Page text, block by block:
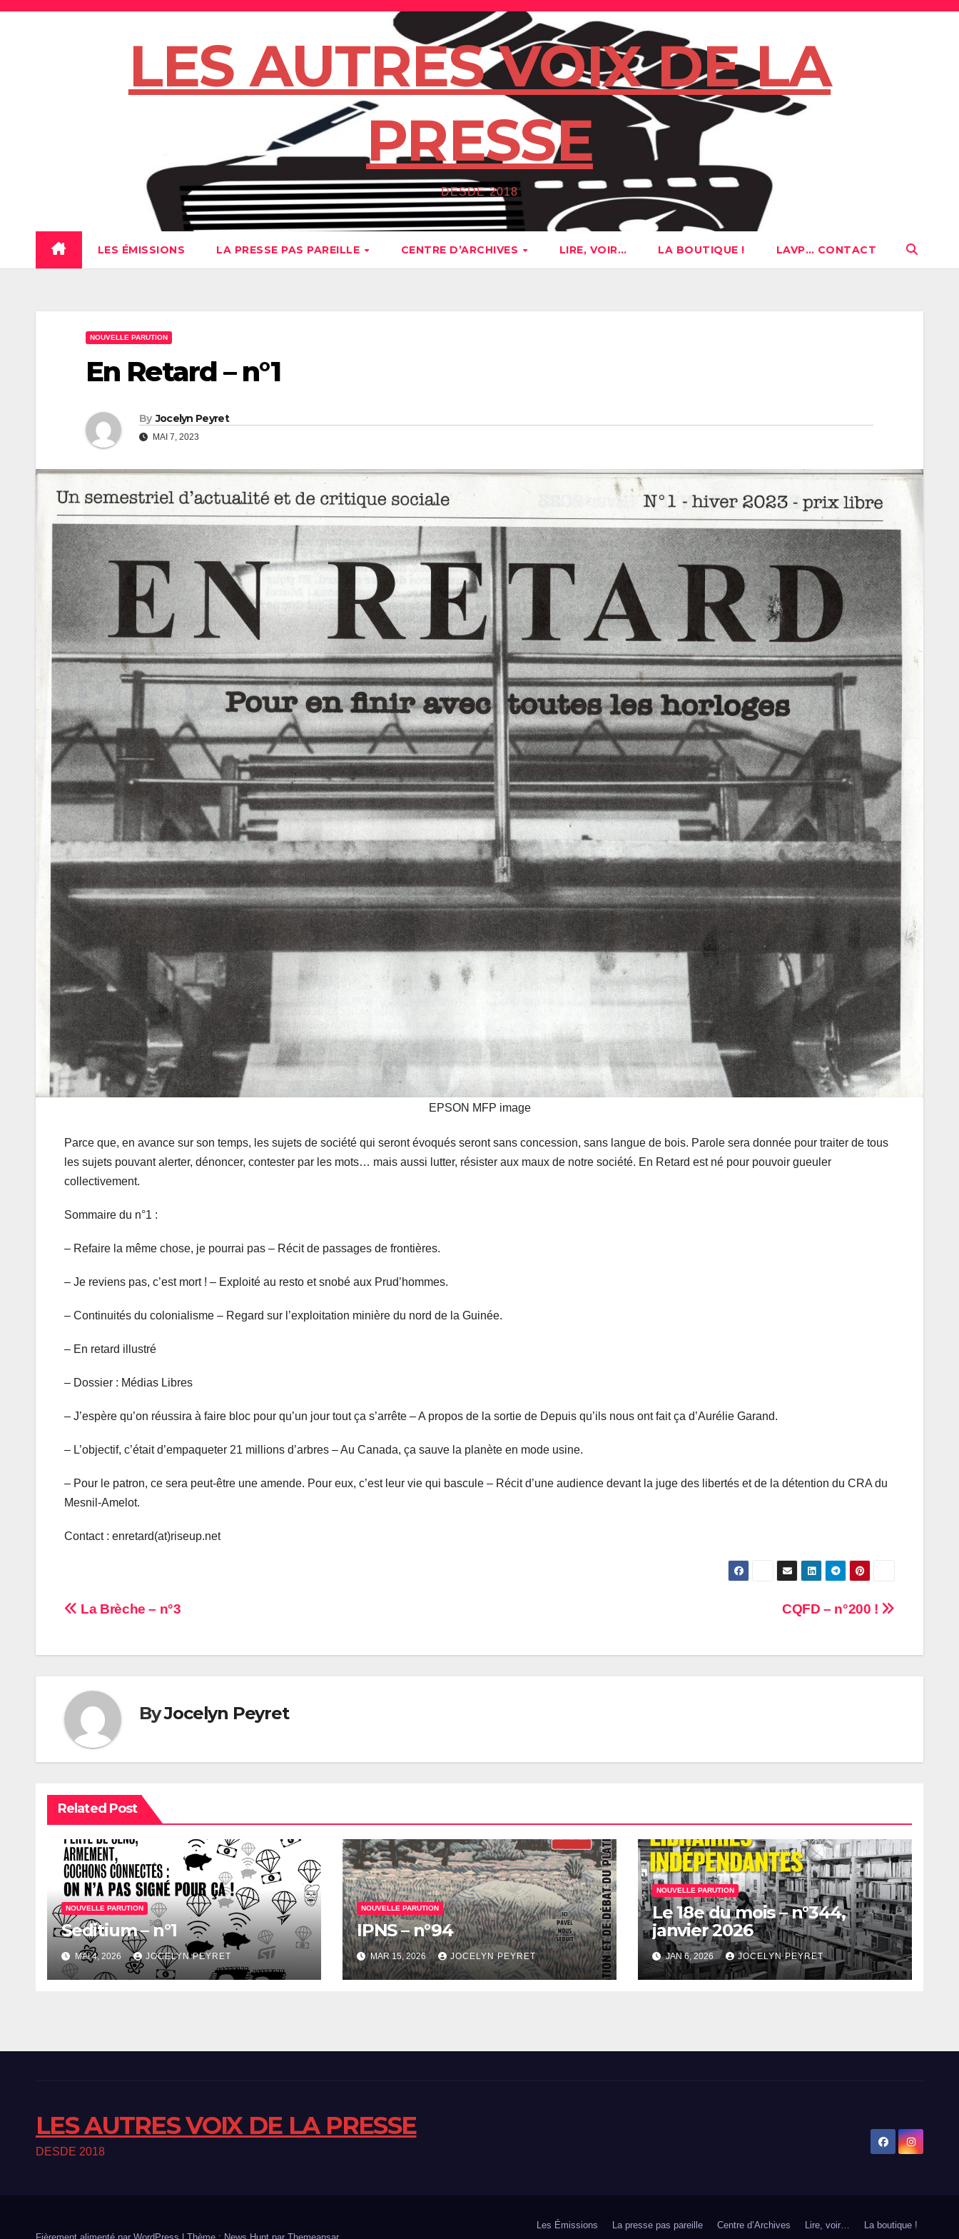
Skip
LES AUTRES VOIX DE LA
PRESSE
DESDE 2018
LES ÉMISSIONS LA PRESSE PAS PAREILLE CENTRE D’ARCHIVES LIRE, VOIR… LA BOUTIQUE ! LAVP… CONTACT
NOUVELLE PARUTION
En Retard – n°1
By Jocelyn Peyret
MAI 7, 2023
EPSON MFP image
Parce que, en avance sur son temps, les sujets de société qui seront évoqués seront sans concession, sans langue de bois. Parole sera donnée pour traiter de tous
les sujets pouvant alerter, dénoncer, contester par les mots… mais aussi lutter, résister aux maux de notre société. En Retard est né pour pouvoir gueuler
collectivement.
Sommaire du n°1 :
– Refaire la même chose, je pourrai pas – Récit de passages de frontières.
– Je reviens pas, c’est mort ! – Exploité au resto et snobé aux Prud’hommes.
– Continuités du colonialisme – Regard sur l’exploitation minière du nord de la Guinée.
– En retard illustré
– Dossier : Médias Libres
– J’espère qu’on réussira à faire bloc pour qu’un jour tout ça s’arrête – A propos de la sortie de Depuis qu’ils nous ont fait ça d’Aurélie Garand.
– L’objectif, c’était d’empaqueter 21 millions d’arbres – Au Canada, ça sauve la planète en mode usine.
– Pour le patron, ce sera peut-être une amende. Pour eux, c’est leur vie qui bascule – Récit d’une audience devant la juge des libertés et de la détention du CRA du
Mesnil-Amelot.
Contact : enretard(at)riseup.net
Navigation
CQFD – n°200 !
La Brèche – n°3
ByJocelyn Peyret
Related Post
NOUVELLE PARUTION
Seditium – n°1
MAI 4, 2026 JOCELYN PEYRET
NOUVELLE PARUTION
IPNS – n°94
MAR 15, 2026 JOCELYN PEYRET
NOUVELLE PARUTION
Le 18e du mois – n°344,
janvier 2026
JAN 6, 2026 JOCELYN PEYRET
LES AUTRES VOIX DE LA PRESSE
DESDE 2018
Les Émissions La presse pas pareille Centre d’Archives Lire, voir… La boutique !